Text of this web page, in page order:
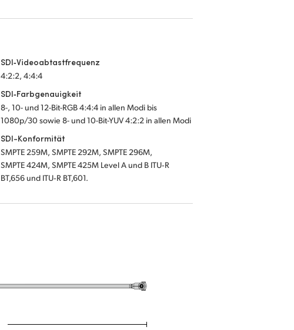
SDI‑Videoabtastfrequenz
4:2:2, 4:4:4
SDI‑Farbgenauigkeit
8-, 10- und 12-Bit-RGB 4:4:4 in allen Modi bis
1080p/30 sowie 8- und 10-Bit-YUV 4:2:2 in allen Modi
SDI-Konformität
SMPTE 259M, SMPTE 292M, SMPTE 296M,
SMPTE 424M, SMPTE 425M Level A und B ITU‑R
BT,656 und ITU‑R BT,601.